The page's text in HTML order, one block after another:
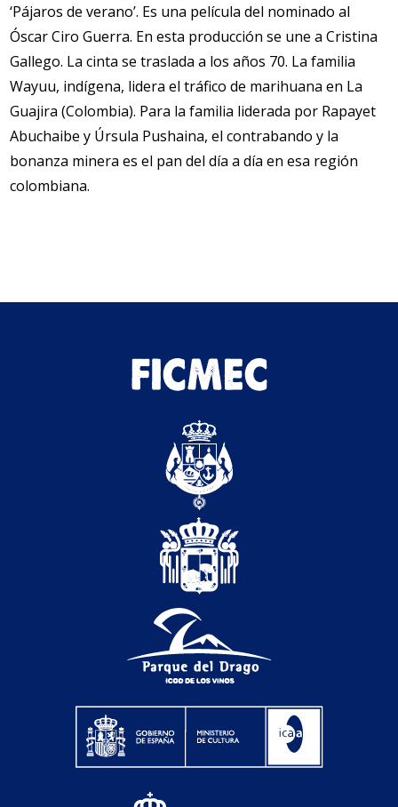
‘Pájaros de verano’. Es una película del nominado al
Óscar Ciro Guerra. En esta producción se une a Cristina
Gallego. La cinta se traslada a los años 70. La familia
Wayuu, indígena, lidera el tráfico de marihuana en La
Guajira (Colombia). Para la familia liderada por Rapayet
Abuchaibe y Úrsula Pushaina, el contrabando y la
bonanza minera es el pan del día a día en esa región
colombiana.